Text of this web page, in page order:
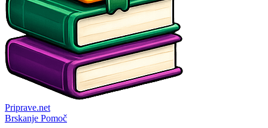
Priprave.net
Brskanje Pomoč